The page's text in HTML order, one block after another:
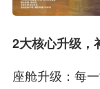
2大核心升级，
座舱升级：每